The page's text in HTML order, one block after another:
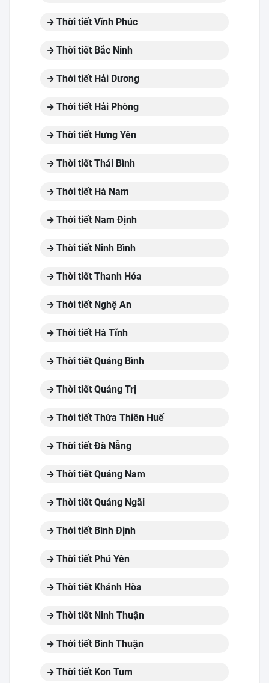
Thời tiết Vĩnh Phúc
Thời tiết Bắc Ninh
Thời tiết Hải Dương
Thời tiết Hải Phòng
Thời tiết Hưng Yên
Thời tiết Thái Bình
Thời tiết Hà Nam
Thời tiết Nam Định
Thời tiết Ninh Bình
Thời tiết Thanh Hóa
Thời tiết Nghệ An
Thời tiết Hà Tĩnh
Thời tiết Quảng Bình
Thời tiết Quảng Trị
Thời tiết Thừa Thiên Huế
Thời tiết Đà Nẵng
Thời tiết Quảng Nam
Thời tiết Quảng Ngãi
Thời tiết Bình Định
Thời tiết Phú Yên
Thời tiết Khánh Hòa
Thời tiết Ninh Thuận
Thời tiết Bình Thuận
Thời tiết Kon Tum